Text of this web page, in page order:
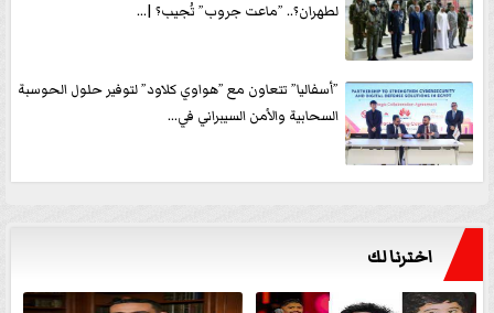
لطهران؟.. ”ماعت جروب” تُجيب؟ |...
”أسفاليا” تتعاون مع ”هواوي كلاود” لتوفير حلول الحوسبة
السحابية والأمن السيبراني في...
اخترنا لك